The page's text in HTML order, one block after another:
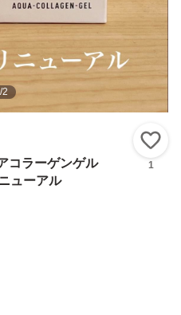
/2
コラーゲンゲル
ューアル
1